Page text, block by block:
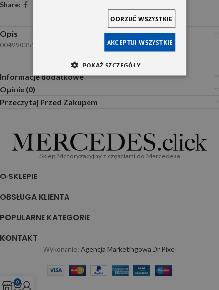
Share:
Opis
0049903512 Febi
Informacje dodatkowe
Opinie (0)
Przeczytaj Przed Zakupem
Sklep Motoryzacyjny z częściami do Mercedesa
O SKLEPIE
OBSŁUGA KLIENTA
POPULARNE KATEGORIE
KONTAKT
Wykonanie: Agencja Marketingowa Dr Pixel
0
AKCEPTUJ WSZYSTKIE
ODRZUĆ WSZYSTKIE
POKAŻ SZCZEGÓŁY